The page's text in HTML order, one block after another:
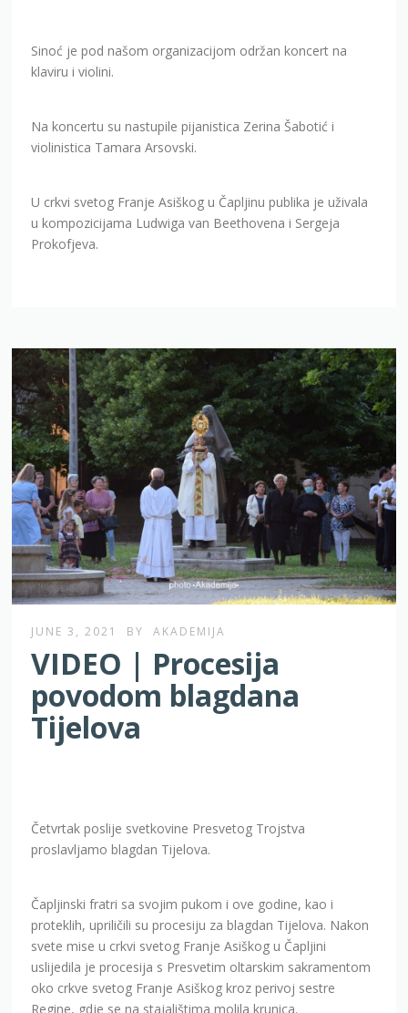
Sinoć je pod našom organizacijom održan koncert na
klaviru i violini.
Na koncertu su nastupile pijanistica Zerina Šabotić i
violinistica Tamara Arsovski.
U crkvi svetog Franje Asiškog u Čapljinu publika je uživala
u kompozicijama Ludwiga van Beethovena i Sergeja
Prokofjeva.
JUNE 3, 2021 BY AKADEMIJA
VIDEO | Procesija
povodom blagdana
Tijelova
Četvrtak poslije svetkovine Presvetog Trojstva
proslavljamo blagdan Tijelova.
Čapljinski fratri sa svojim pukom i ove godine, kao i
proteklih, upriličili su procesiju za blagdan Tijelova. Nakon
svete mise u crkvi svetog Franje Asiškog u Čapljini
uslijedila je procesija s Presvetim oltarskim sakramentom
oko crkve svetog Franje Asiškog kroz perivoj sestre
Regine, gdje se na stajalištima molila krunica.